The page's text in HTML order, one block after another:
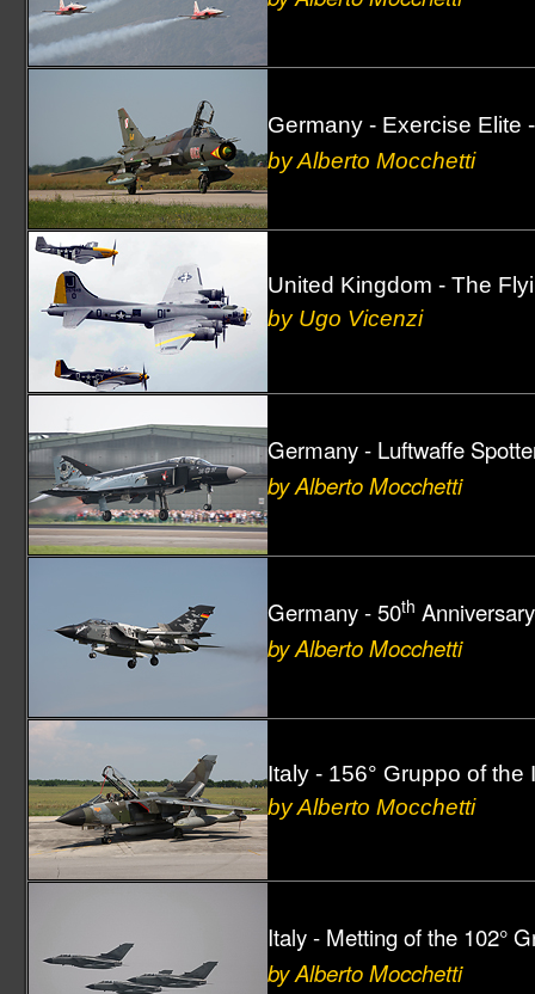
Sezione Aerea Lamezia Terme
Sezione Aerea Napoli
Sezione Aerea Palermo
Sezione Aerea Pratica di Mare
Sezione Aerea Rimini
Sezione Aerea Venezia
Sezione Aerea Venegono
Germany - Exercise Elite
by Alberto Mocchetti
United Kingdom - The
by Ugo Vicenzi
Germany - Luftwaffe
by Alberto Mocchetti
Germany - 50th
by Alberto Mocchetti
Italy - 156° Gruppo of
by Alberto Mocchetti
Italy - Metting of the 102°
by Alberto Mocchetti